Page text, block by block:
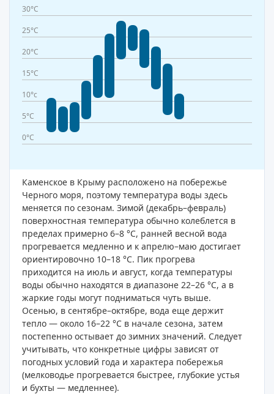
30°C
25°C
20°C
15°C
10°c
5°C
0°C
Каменское в Крыму расположено на побережье
Черного моря, поэтому температура воды здесь
меняется по сезонам. Зимой (декабрь–февраль)
поверхностная температура обычно колеблется в
пределах примерно 6–8 °C, ранней весной вода
прогревается медленно и к апрелю–маю достигает
ориентировочно 10–18 °C. Пик прогрева
приходится на июль и август, когда температуры
воды обычно находятся в диапазоне 22–26 °C, а в
жаркие годы могут подниматься чуть выше.
Осенью, в сентябре–октябре, вода еще держит
тепло — около 16–22 °C в начале сезона, затем
постепенно остывает до зимних значений. Следует
учитывать, что конкретные цифры зависят от
погодных условий года и характера побережья
(мелководье прогревается быстрее, глубокие устья
и бухты — медленнее).